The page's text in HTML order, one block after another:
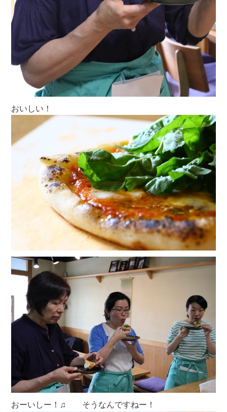
おいしい！
おーいしー！♫ そうなんですねー！